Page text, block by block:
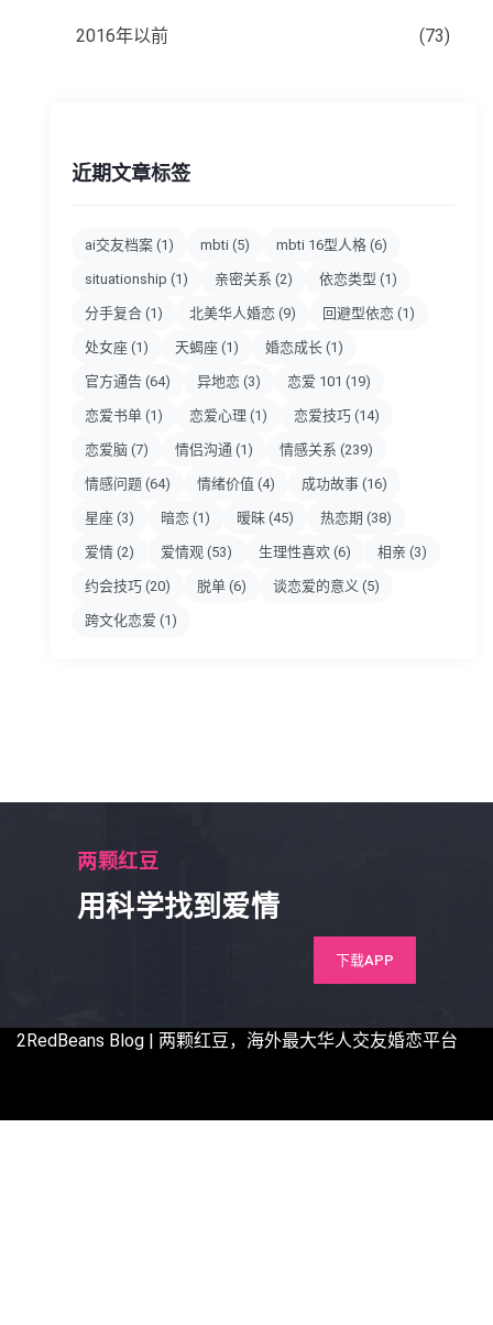
2016年以前 (73)
近期文章标签
ai交友档案 (1) mbti (5) mbti 16型人格 (6)
situationship (1) 亲密关系 (2) 依恋类型 (1)
分手复合 (1) 北美华人婚恋 (9) 回避型依恋 (1)
处女座 (1) 天蝎座 (1) 婚恋成长 (1)
官方通告 (64) 异地恋 (3) 恋爱 101 (19)
恋爱书单 (1) 恋爱心理 (1) 恋爱技巧 (14)
恋爱脑 (7) 情侣沟通 (1) 情感关系 (239)
情感问题 (64) 情绪价值 (4) 成功故事 (16)
星座 (3) 暗恋 (1) 暧昧 (45) 热恋期 (38)
爱情 (2) 爱情观 (53) 生理性喜欢 (6) 相亲 (3)
约会技巧 (20) 脱单 (6) 谈恋爱的意义 (5)
跨文化恋爱 (1)
两颗红豆
用科学找到爱情
下载APP
2RedBeans Blog | 两颗红豆，海外最大华人交友婚恋平台